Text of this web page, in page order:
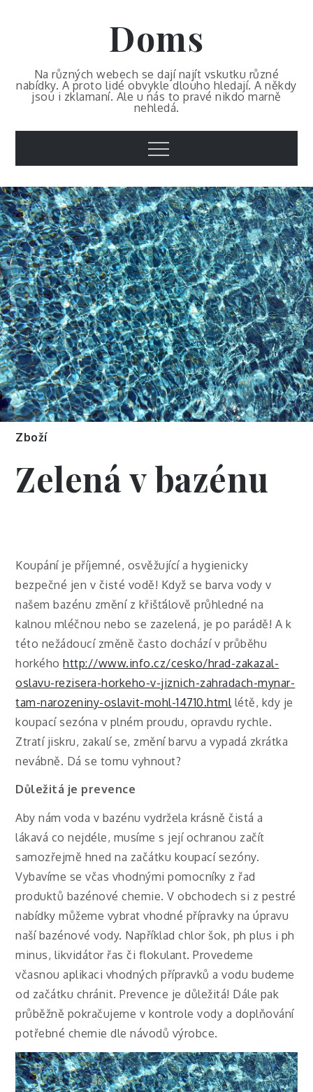
Doms
Na různých webech se dají najít vskutku různé
nabídky. A proto lidé obvykle dlouho hledají. A někdy
jsou i zklamaní. Ale u nás to pravé nikdo marně
nehledá.
Menu
Zboží
Zelená v bazénu
Koupání je příjemné, osvěžující a hygienicky
bezpečné jen v čisté vodě! Když se barva vody v
našem bazénu změní z křišťálově průhledné na
kalnou mléčnou nebo se zazelená, je po parádě! A k
této nežádoucí změně často dochází v průběhu
horkéhohttp://www.info.cz/cesko/hrad-zakazal-
oslavu-rezisera-horkeho-v-jiznich-zahradach-mynar-
tam-narozeniny-oslavit-mohl-14710.html létě, kdy je
koupací sezóna v plném proudu, opravdu rychle.
Ztratí jiskru, zakalí se, změní barvu a vypadá zkrátka
nevábně. Dá se tomu vyhnout?
Důležitá je prevence
Aby nám voda v bazénu vydržela krásně čistá a
lákavá co nejdéle, musíme s její ochranou začít
samozřejmě hned na začátku koupací sezóny.
Vybavíme se včas vhodnými pomocníky z řad
produktů bazénové chemie. V obchodech si z pestré
nabídky můžeme vybrat vhodné přípravky na úpravu
naší bazénové vody. Například chlor šok, ph plus i ph
minus, likvidátor řas či flokulant. Provedeme
včasnou aplikaci vhodných přípravků a vodu budeme
od začátku chránit. Prevence je důležitá! Dále pak
průběžně pokračujeme v kontrole vody a doplňování
potřebné chemie dle návodů výrobce.